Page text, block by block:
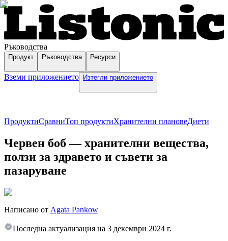
Ръководства
Продукт Ръководства Ресурси
Вземи приложението Изтегли приложението
ПродуктиСравниТоп продуктиХранителни плановеДиети
Червен боб — хранителни вещества,
ползи за здравето и съвети за
пазаруване
Написано от Agata Pankow
Последна актуализация на 3 декември 2024 г.